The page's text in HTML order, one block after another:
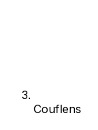
Couflens